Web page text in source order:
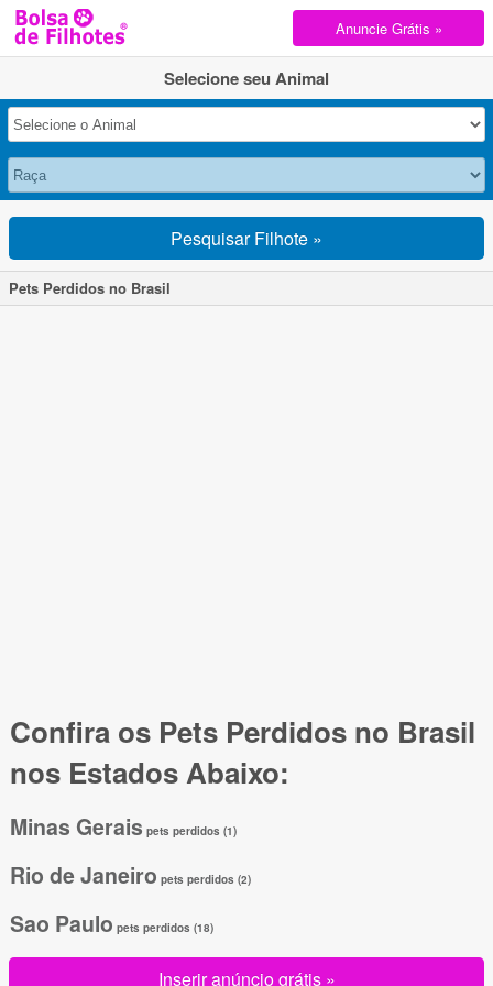
Anuncie Grátis »
Selecione seu Animal
Pesquisar Filhote »
Pets Perdidos no Brasil
Confira os Pets Perdidos no Brasil
nos Estados Abaixo:
Minas Gerais pets perdidos (1)
Rio de Janeiro pets perdidos (2)
Sao Paulo pets perdidos (18)
Inserir anúncio grátis »